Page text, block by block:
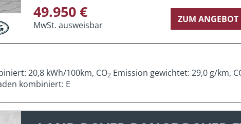
49.950 €
MwSt. ausweisbar
ZUM ANGEBOT
20,8 kWh/100km, CO2 Emission gewichtet: 29,0 g/km,
kombiniert: E